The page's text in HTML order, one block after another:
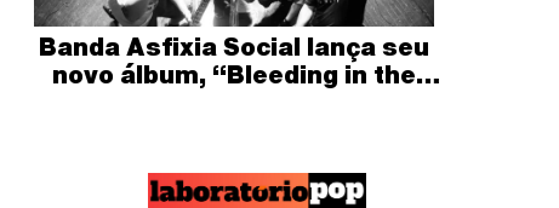
Banda Asfixia Social lança seu
novo álbum, “Bleeding in the